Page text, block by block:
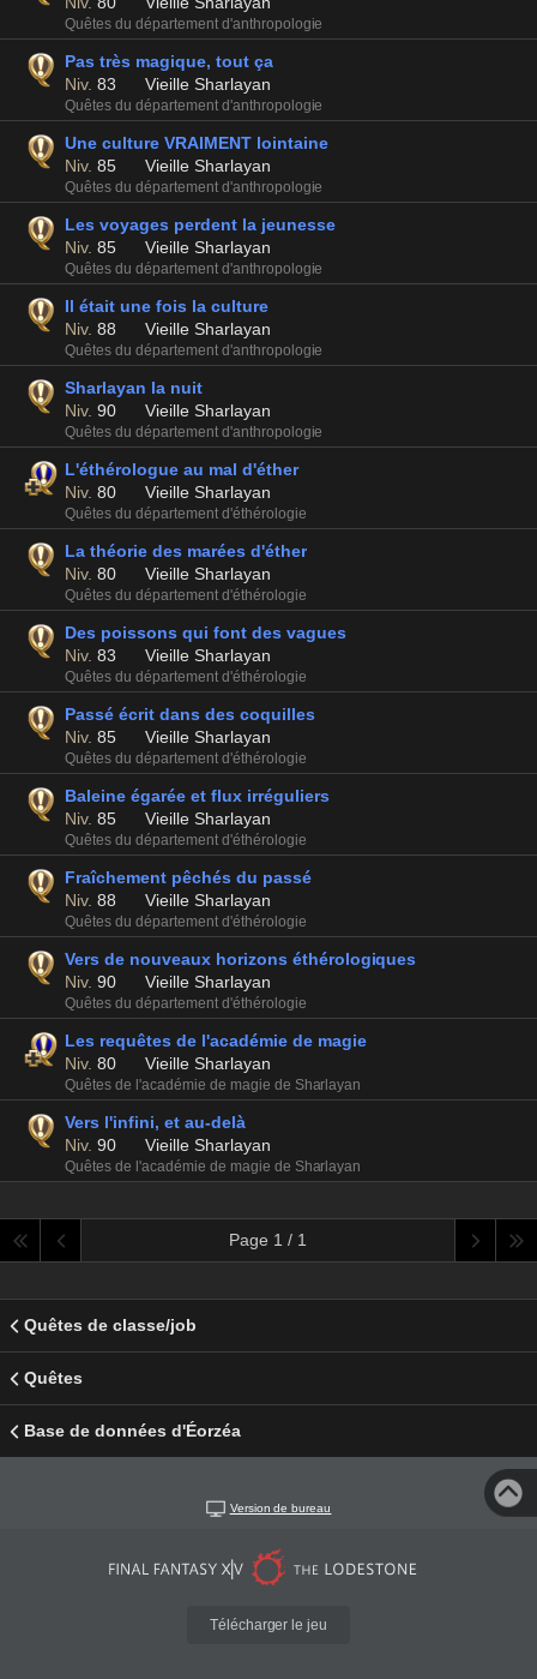
Quêtes du département d'anthropologie
Pas très magique, tout ça
Niv. 83 Vieille Sharlayan
Quêtes du département d'anthropologie
Une culture VRAIMENT lointaine
Niv. 85 Vieille Sharlayan
Quêtes du département d'anthropologie
Les voyages perdent la jeunesse
Niv. 85 Vieille Sharlayan
Quêtes du département d'anthropologie
Il était une fois la culture
Niv. 88 Vieille Sharlayan
Quêtes du département d'anthropologie
Sharlayan la nuit
Niv. 90 Vieille Sharlayan
Quêtes du département d'anthropologie
L'éthérologue au mal d'éther
Niv. 80 Vieille Sharlayan
Quêtes du département d'éthérologie
La théorie des marées d'éther
Niv. 80 Vieille Sharlayan
Quêtes du département d'éthérologie
Des poissons qui font des vagues
Niv. 83 Vieille Sharlayan
Quêtes du département d'éthérologie
Passé écrit dans des coquilles
Niv. 85 Vieille Sharlayan
Quêtes du département d'éthérologie
Baleine égarée et flux irréguliers
Niv. 85 Vieille Sharlayan
Quêtes du département d'éthérologie
Fraîchement pêchés du passé
Niv. 88 Vieille Sharlayan
Quêtes du département d'éthérologie
Vers de nouveaux horizons éthérologiques
Niv. 90 Vieille Sharlayan
Quêtes du département d'éthérologie
Les requêtes de l'académie de magie
Niv. 80 Vieille Sharlayan
Quêtes de l'académie de magie de Sharlayan
Vers l'infini, et au-delà
Niv. 90 Vieille Sharlayan
Quêtes de l'académie de magie de Sharlayan
Page 1 / 1
Quêtes de classe/job
Quêtes
Base de données d'Éorzéa
Version de bureau
Télécharger le jeu